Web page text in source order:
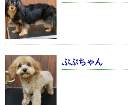
ぷぷちゃん